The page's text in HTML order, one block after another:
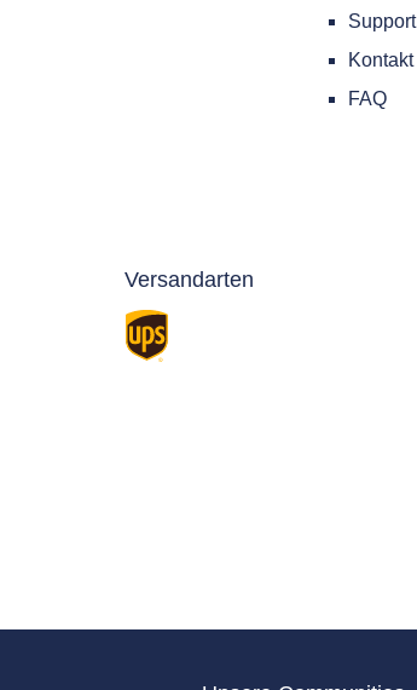
Support
Kontakt
FAQ
Versandarten